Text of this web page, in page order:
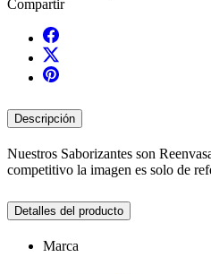
Compartir
Descripción
Nuestros Saborizantes son
competitivo la imagen es solo de
Detalles del producto
Marca